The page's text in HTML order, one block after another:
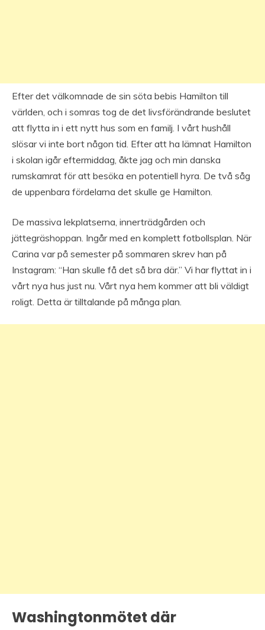
Efter det välkomnade de sin söta bebis Hamilton till
världen, och i somras tog de det livsförändrande beslutet
att flytta in i ett nytt hus som en familj. I vårt hushåll
slösar vi inte bort någon tid. Efter att ha lämnat Hamilton
i skolan igår eftermiddag, åkte jag och min danska
rumskamrat för att besöka en potentiell hyra. De två såg
de uppenbara fördelarna det skulle ge Hamilton.
De massiva lekplatserna, innerträdgården och
jättegräshoppan. Ingår med en komplett fotbollsplan. När
Carina var på semester på sommaren skrev han på
Instagram: “Han skulle få det så bra där.” Vi har flyttat in i
vårt nya hus just nu. Vårt nya hem kommer att bli väldigt
roligt. Detta är tilltalande på många plan.
Washingtonmötet där